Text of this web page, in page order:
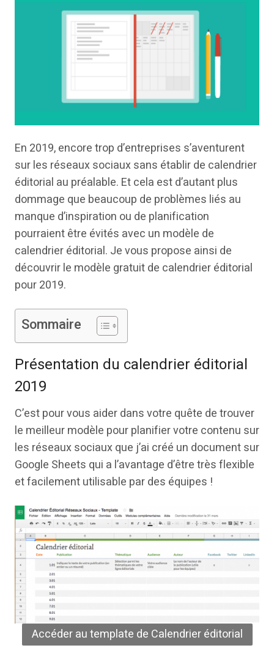
En 2019, encore trop d’entreprises s’aventurent
sur les réseaux sociaux sans établir de calendrier
éditorial au préalable. Et cela est d’autant plus
dommage que beaucoup de problèmes liés au
manque d’inspiration ou de planification
pourraient être évités avec un modèle de
calendrier éditorial. Je vous propose ainsi de
découvrir le modèle gratuit de calendrier éditorial
pour 2019.
Sommaire
Présentation du calendrier éditorial
2019
C’est pour vous aider dans votre quête de trouver
le meilleur modèle pour planifier votre contenu sur
les réseaux sociaux que j’ai créé un document sur
Google Sheets qui a l’avantage d’être très flexible
et facilement utilisable par des équipes !
Accéder au template de Calendrier éditorial